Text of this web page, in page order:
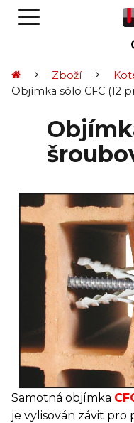
Zboží
Objímka sólo CFC (12
Samotná objímka
je vylisován závit pro